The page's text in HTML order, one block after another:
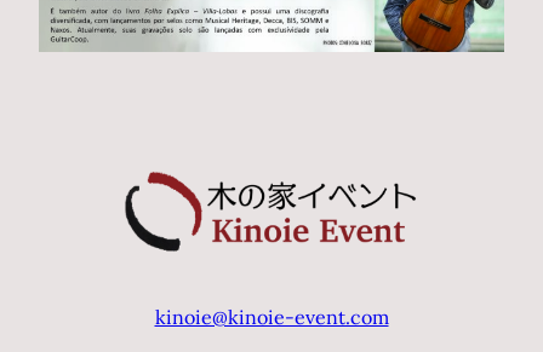
kinoie@kinoie-event.com